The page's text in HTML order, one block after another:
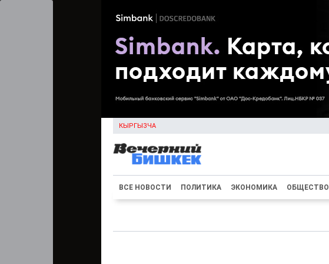
КЫРГЫЗЧА
ВСЕ НОВОСТИ ПОЛИТИКА ЭКОНОМИКА ОБЩЕСТВО